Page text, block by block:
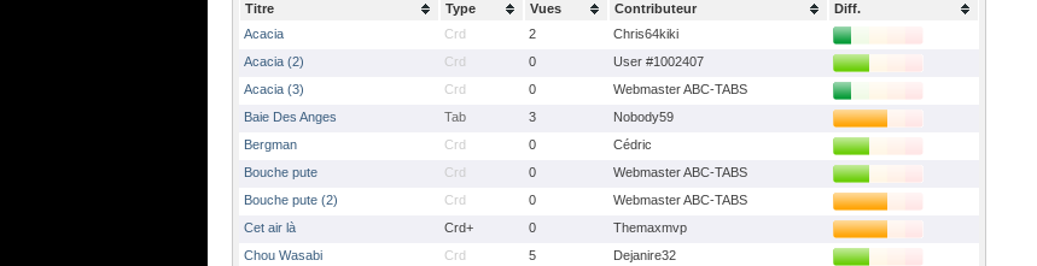
Titre Type Vues Contributeur
Diff.
Acacia
Crd 2
Chris64kiki
Acacia (2)
Crd 0
User #1002407
Acacia (3)
Crd 0
Webmaster ABC-TABS
Baie Des Anges
Tab 3
Nobody59
Bergman
Crd 0
Cédric
Bouche pute
Crd 0
Webmaster ABC-TABS
Bouche pute (2)
Crd 0
Webmaster ABC-TABS
Cet air là
Crd+ 0
Themaxmvp
Chou Wasabi
Crd 5
Dejanire32